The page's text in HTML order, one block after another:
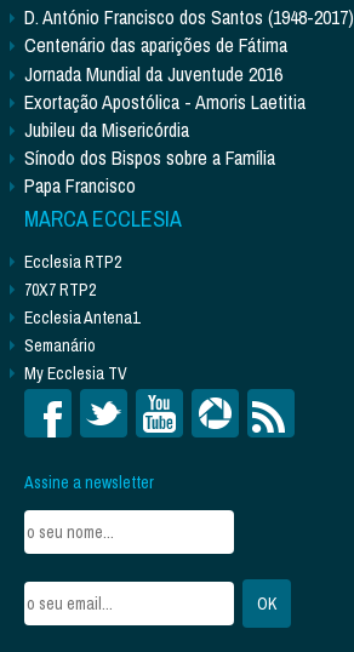
D. António Francisco dos Santos (1948-2017)
Centenário das aparições de Fátima
Jornada Mundial da Juventude 2016
Exortação Apostólica - Amoris Laetitia
Jubileu da Misericórdia
Sínodo dos Bispos sobre a Família
Papa Francisco
MARCA ECCLESIA
Ecclesia RTP2
70X7 RTP2
Ecclesia Antena1
Semanário
My Ecclesia TV
Assine a newsletter